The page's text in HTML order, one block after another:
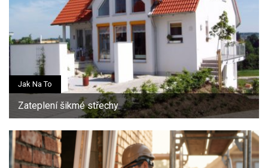
Jak Na To
Zateplení šikmé střechy